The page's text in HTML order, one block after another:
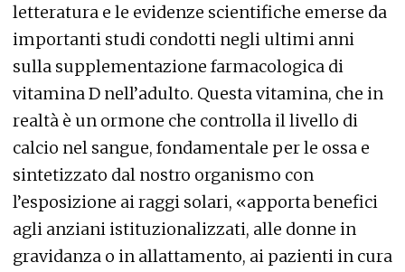
letteratura e le evidenze scientifiche emerse da
importanti studi condotti negli ultimi anni
sulla supplementazione farmacologica di
vitamina D nell’adulto. Questa vitamina, che in
realtà è un ormone che controlla il livello di
calcio nel sangue, fondamentale per le ossa e
sintetizzato dal nostro organismo con
l’esposizione ai raggi solari, «apporta benefici
agli anziani istituzionalizzati, alle donne in
gravidanza o in allattamento, ai pazienti in cura